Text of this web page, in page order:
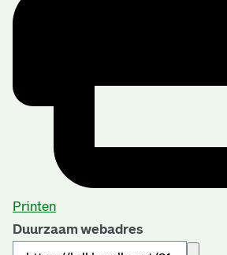
Printen
Duurzaam webadres